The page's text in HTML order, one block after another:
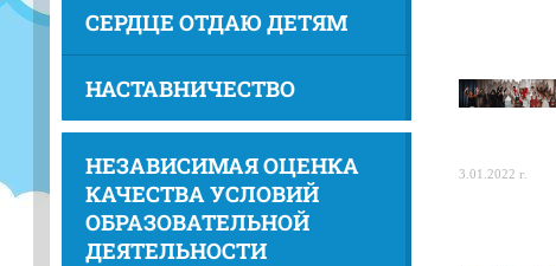
СЕРДЦЕ ОТДАЮ ДЕТЯМ
НАСТАВНИЧЕСТВО
НЕЗАВИСИМАЯ ОЦЕНКА
КАЧЕСТВА УСЛОВИЙ
ОБРАЗОВАТЕЛЬНОЙ
ДЕЯТЕЛЬНОСТИ
3.01.2022 г.